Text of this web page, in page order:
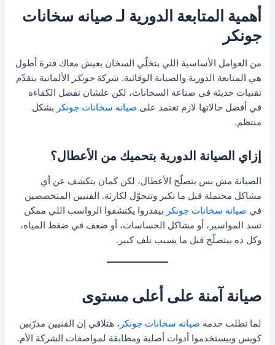
أهمية المتابعة الدورية لـ صيانه سخانات
جونكر
من العوامل الأساسية اللي بتخلّي السخان يعيش معاك فترة أطول
هي المتابعة الدورية والصيانة الوقائية. شركةجونكر الألمانية بتقدّم
تقنيات حديثة في صناعة السخانات، لكن علشان تفضل الكفاءة
في أفضل حالاتها لازم تعتمد على صيانه سخانات جونكر بشكل
منتظم.
إزاي الصيانة الدورية بتحميك من الأعطال؟
الصيانة مش بس بتصلّح الأعطال، لكن كمان بتكشف عن أي
مشاكل محتملة قبل ما تكبر وتتحوّل لكارثة. الفنيين المتخصصين
في صيانه سخانات جونكر بيقدروا يكتشفوا الرواسب اللي ممكن
تسد المواسير، أو مشاكل الحساسات، أو ضعف في ضغط المياه،
وكل ده بيتصلّح قبل ما يسبب تلف كبير.
صيانة آمنة على أعلى مستوى
لما تطلب خدمة صيانه سخانات جونكر ، هتلاقي إن الفنيين مدرّبين
كويس وبيستخدموا أدوات أصلية ومطابقة لمواصفات الشركة الأم.